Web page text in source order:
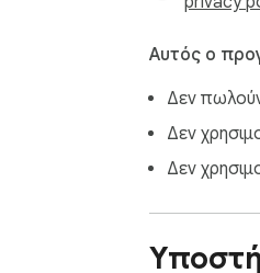
Αυτός ο
Δεν
Δεν
Δεν